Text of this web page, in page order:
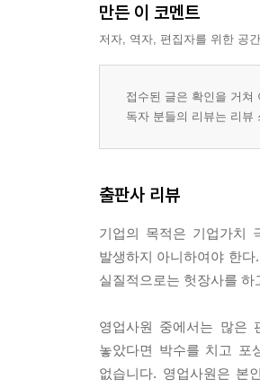
2. 중점관리 채권 56
3. 부실채권 57
1. 부실채권관리 61
3. 부실채권 회수 및 관리
1. 채권관리의 3요소 68
만든 이 코멘트
저자, 역자, 편집자를 위한 공
접수된 글은 확인을 거쳐
독자 분들의 리뷰는 리뷰
출판사 리뷰
기업의 목적은 기업가치
발생하지 아니하여야 한
실질적으로는 헛장사를 하
영업사원 중에서는 많은
놓았다면 박수를 치고 포
없습니다. 영업사원은 본